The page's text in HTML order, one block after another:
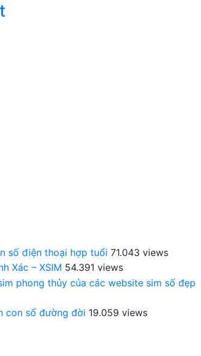
số điện thoại hợp tuổi 71.043 views
Xác – XSIM 54.391 views
phong thủy của các website sim số đẹp
con số đường đời 19.059 views